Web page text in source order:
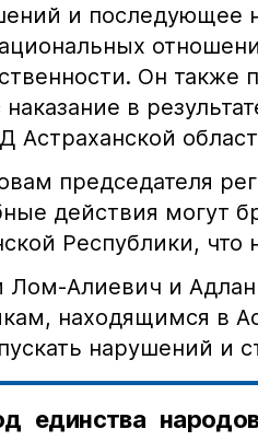
и последующее
Он
наказание в
Астраханской
председателя
действия могут
Республики, что
Лом-Алиевич и
находящимся в
нарушений и
единства